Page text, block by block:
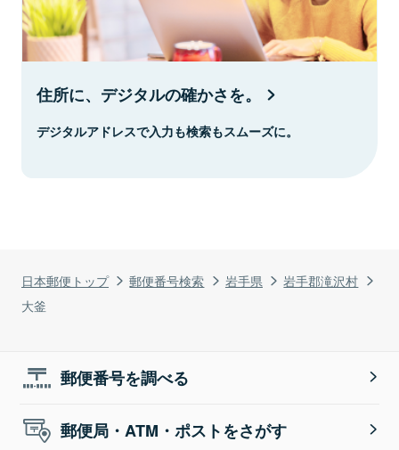
日本郵便トップ 郵便番号検索 岩手県
岩手郡滝沢村
大釜
住所に、デジタルの確かさを。
デジタルアドレスで入力も検索もスムーズに。
郵便番号を調べる
郵便局・ATM・ポストをさがす